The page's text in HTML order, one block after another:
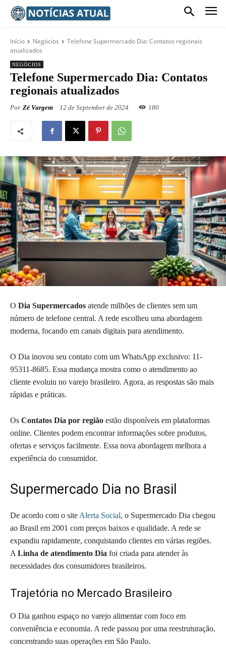
Início Negócios
Telefone Supermercado Dia: Contatos regionais
atualizados
NEGÓCIOS
Telefone Supermercado Dia: Contatos
regionais atualizados
Por Zé Vargem 12 de September de 2024 180
O Dia Supermercados atende milhões de clientes sem um
número de telefone central. A rede escolheu uma abordagem
moderna, focando em canais digitais para atendimento.
O Dia inovou seu contato com um WhatsApp exclusivo: 11-
95311-8685. Essa mudança mostra como o atendimento ao
cliente evoluiu no varejo brasileiro. Agora, as respostas são mais
rápidas e práticas.
Os Contatos Dia por região estão disponíveis em plataformas
online. Clientes podem encontrar informações sobre produtos,
ofertas e serviços facilmente. Essa nova abordagem melhora a
experiência do consumidor.
Supermercado Dia no Brasil
De acordo com o site Alerta Social, o Supermercado Dia chegou
ao Brasil em 2001 com preços baixos e qualidade. A rede se
expandiu rapidamente, conquistando clientes em várias regiões.
A Linha de atendimento Dia foi criada para atender às
necessidades dos consumidores brasileiros.
Trajetória no Mercado Brasileiro
O Dia ganhou espaço no varejo alimentar com foco em
conveniência e economia. A rede passou por uma reestruturação,
concentrando suas operações em São Paulo.